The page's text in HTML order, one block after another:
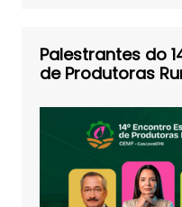
Palestrantes do
de Produtoras